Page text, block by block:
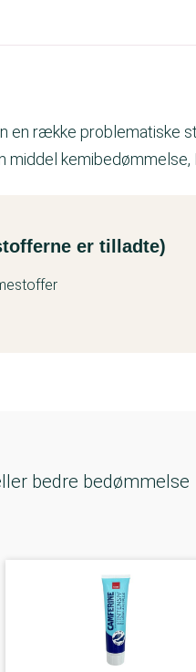
en række problematiske
middel kemibedømmelse,
er tilladte)
bedre bedømmelse